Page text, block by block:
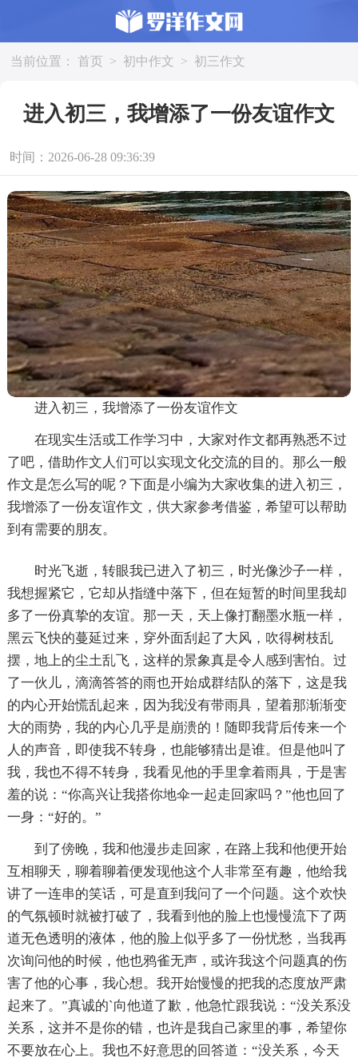
当前位置： 首页 > 初中作文 > 初三作文
进入初三，我增添了一份友谊作文
时间：2026-06-28 09:36:39
进入初三，我增添了一份友谊作文
在现实生活或工作学习中，大家对作文都再熟悉不过
了吧，借助作文人们可以实现文化交流的目的。那么一般
作文是怎么写的呢？下面是小编为大家收集的进入初三，
我增添了一份友谊作文，供大家参考借鉴，希望可以帮助
到有需要的朋友。
时光飞逝，转眼我已进入了初三，时光像沙子一样，
我想握紧它，它却从指缝中落下，但在短暂的时间里我却
多了一份真挚的友谊。那一天，天上像打翻墨水瓶一样，
黑云飞快的蔓延过来，穿外面刮起了大风，吹得树枝乱
摆，地上的尘土乱飞，这样的景象真是令人感到害怕。过
了一伙儿，滴滴答答的雨也开始成群结队的落下，这是我
的内心开始慌乱起来，因为我没有带雨具，望着那渐渐变
大的雨势，我的内心几乎是崩溃的！随即我背后传来一个
人的声音，即使我不转身，也能够猜出是谁。但是他叫了
我，我也不得不转身，我看见他的手里拿着雨具，于是害
羞的说：“你高兴让我搭你地伞一起走回家吗？”他也回了
一身：“好的。”
到了傍晚，我和他漫步走回家，在路上我和他便开始
互相聊天，聊着聊着便发现他这个人非常至有趣，他给我
讲了一连串的笑话，可是直到我问了一个问题。这个欢快
的气氛顿时就被打破了，我看到他的脸上也慢慢流下了两
道无色透明的液体，他的脸上似乎多了一份忧愁，当我再
次询问他的时候，他也鸦雀无声，或许我这个问题真的伤
害了他的心事，我心想。我开始慢慢的把我的态度放严肃
起来了。”真诚的`向他道了歉，他急忙跟我说：“没关系没
关系，这并不是你的错，也许是我自己家里的事，希望你
不要放在心上。我也不好意思的回答道：“没关系，今天